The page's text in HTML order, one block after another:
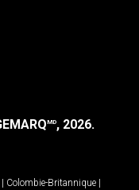
MD, 2026.
Colombie-Britannique